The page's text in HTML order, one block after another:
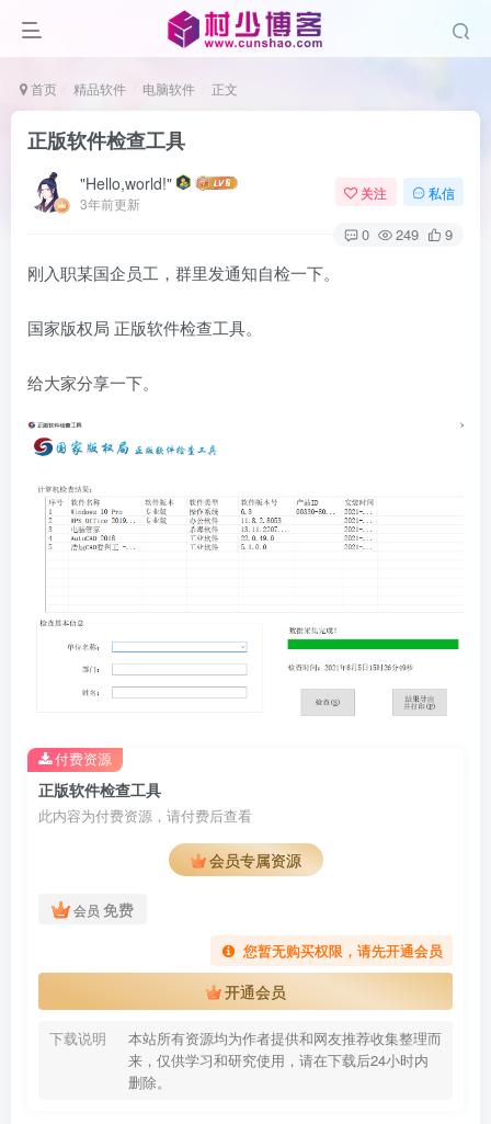
首页 精品软件 电脑软件 正文
正版软件检查工具
"Hello,world!"
3年前更新
关注 私信
0 249 9
刚入职某国企员工，群里发通知自检一下。
国家版权局 正版软件检查工具。
给大家分享一下。
正版软件检查工具
此内容为付费资源，请付费后查看
会员专属资源
会员 免费
您暂无购买权限，请先开通会员
开通会员
下载说明
本站所有资源均为作者提供和网友推荐收集整理而
来，仅供学习和研究使用，请在下载后24小时内
删除。
付费资源